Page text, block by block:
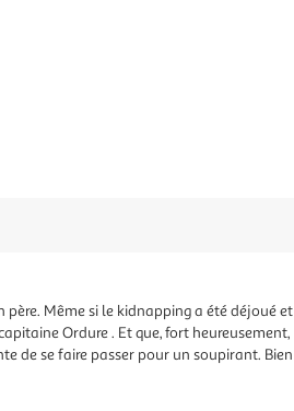
Même si le kidnapping a été déjoué et
Ordure . Et que, fort heureusement,
de se faire passer pour un soupirant. Bien